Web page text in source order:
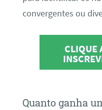
convergentes ou
CLIQUE
Quanto ganha